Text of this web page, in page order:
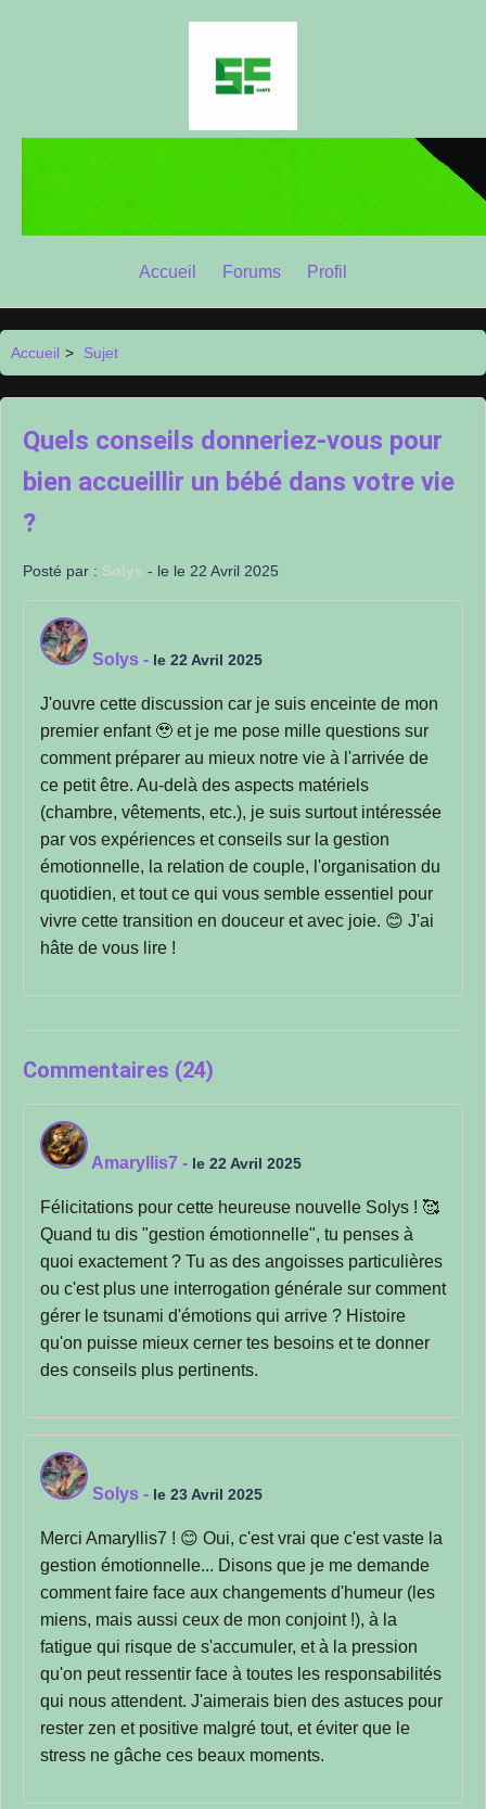
Accueil Forums Profil
Accueil > Sujet
Quels conseils donneriez-vous pour
bien accueillir un bébé dans votre vie
?
Posté par : Solys - le le 22 Avril 2025
Solys - le 22 Avril 2025
J'ouvre cette discussion car je suis enceinte de mon
premier enfant 🥹 et je me pose mille questions sur
comment préparer au mieux notre vie à l'arrivée de
ce petit être. Au-delà des aspects matériels
(chambre, vêtements, etc.), je suis surtout intéressée
par vos expériences et conseils sur la gestion
émotionnelle, la relation de couple, l'organisation du
quotidien, et tout ce qui vous semble essentiel pour
vivre cette transition en douceur et avec joie. 😊 J'ai
hâte de vous lire !
Commentaires (24)
Amaryllis7 - le 22 Avril 2025
Félicitations pour cette heureuse nouvelle Solys ! 🥰
Quand tu dis "gestion émotionnelle", tu penses à
quoi exactement ? Tu as des angoisses particulières
ou c'est plus une interrogation générale sur comment
gérer le tsunami d'émotions qui arrive ? Histoire
qu'on puisse mieux cerner tes besoins et te donner
des conseils plus pertinents.
Solys - le 23 Avril 2025
Merci Amaryllis7 ! 😊 Oui, c'est vrai que c'est vaste la
gestion émotionnelle... Disons que je me demande
comment faire face aux changements d'humeur (les
miens, mais aussi ceux de mon conjoint !), à la
fatigue qui risque de s'accumuler, et à la pression
qu'on peut ressentir face à toutes les responsabilités
qui nous attendent. J'aimerais bien des astuces pour
rester zen et positive malgré tout, et éviter que le
stress ne gâche ces beaux moments.